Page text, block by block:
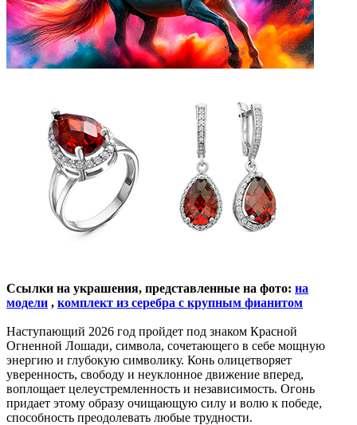
Ссылки на украшения, представленные на фото: на
модели , комплект из серебра с крупным фианитом
Наступающий 2026 год пройдет под знаком Красной
Огненной Лошади, символа, сочетающего в себе мощную
энергию и глубокую символику. Конь олицетворяет
уверенность, свободу и неуклонное движение вперед,
воплощает целеустремленность и независимость. Огонь
придает этому образу очищающую силу и волю к победе,
способность преодолевать любые трудности.